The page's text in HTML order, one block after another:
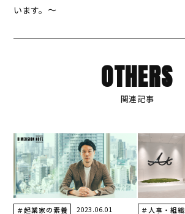
います。～
OTHERS
関連記事
＃起業家の素養 2023.06.01 ＃人事・組織